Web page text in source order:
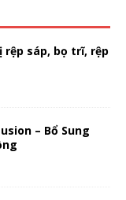
rệp sáp, bọ trĩ, rệp
– Bổ Sung